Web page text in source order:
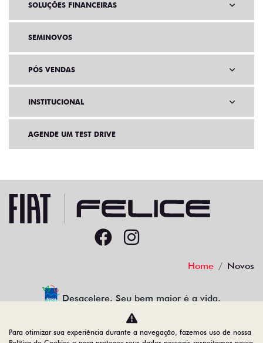
SOLUÇÕES FINANCEIRAS
SEMINOVOS
PÓS VENDAS
INSTITUCIONAL
AGENDE UM TEST DRIVE
Home Novos
Desacelere. Seu bem maior é a vida.
Para otimizar sua experiência durante a navegação, fazemos uso de nossa